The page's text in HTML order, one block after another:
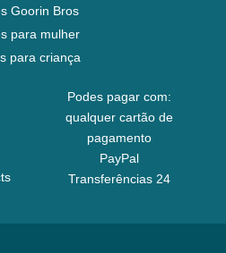
Goorin Bros
para mulher
para criança
Podes pagar com:
qualquer cartão de
pagamento
PayPal
Transferências 24